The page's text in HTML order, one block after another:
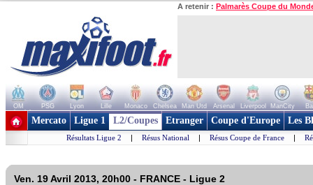
A retenir : Palmarès Coupe du
OM PSG Lyon Lille Monaco Chelsea Man Utd Arsenal Liverpool ManCity
+ de clubs
Mercato Ligue 1 L2/Coupes Etranger Coupe d'Europe Les
Résultats Ligue 2 | Résus National | Résus Coupe de France |
Ven. 19 Avril 2013, 20h00 - FRANCE - Ligue 2